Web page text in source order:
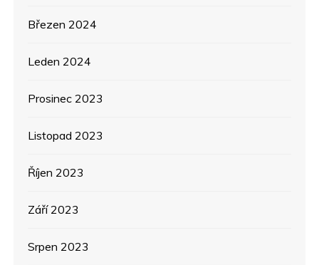
Březen 2024
Leden 2024
Prosinec 2023
Listopad 2023
Říjen 2023
Září 2023
Srpen 2023